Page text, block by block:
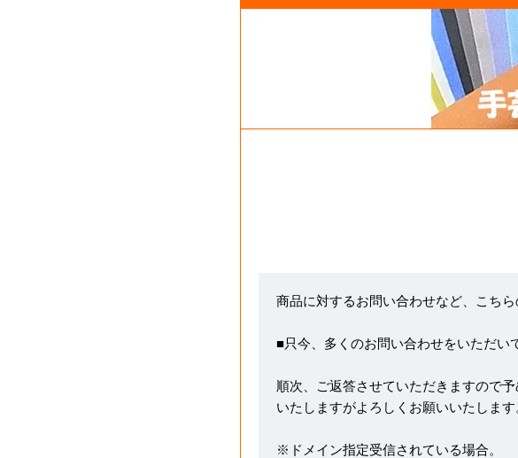
商品に対するお問い合わせなど、こち
■只今、多くのお問い合わせをいただい
順次、ご返答させていただきますので
いたしますがよろしくお願いいたします
※ドメイン指定受信されている場合。